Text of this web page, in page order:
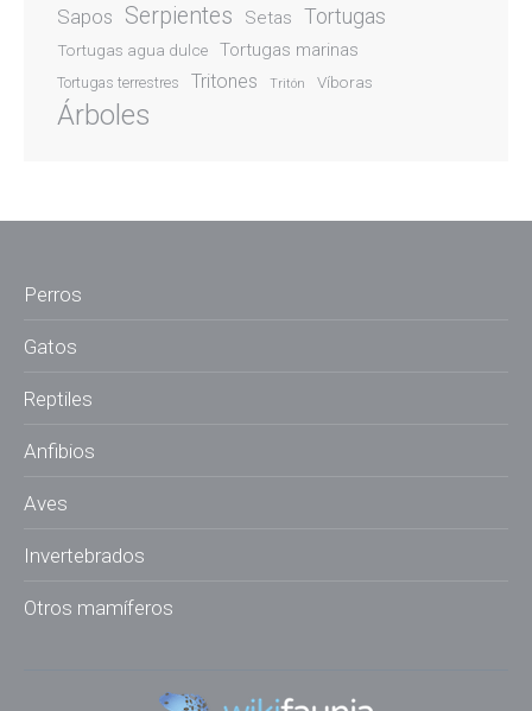
Sapos Serpientes Setas Tortugas
Tortugas agua dulce Tortugas marinas
Tortugas terrestres Tritones Tritón Víboras
Árboles
Perros
Gatos
Reptiles
Anfibios
Aves
Invertebrados
Otros mamíferos